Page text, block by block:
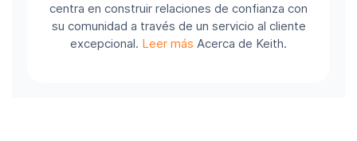
centra en construir relaciones de confianza con
su comunidad a través de un servicio al cliente
excepcional. Leer más Acerca de Keith.